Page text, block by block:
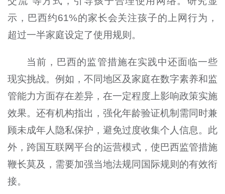
示，巴西约61%的家长会关注孩子的上网行为，
超过一半家庭设定了使用规则。
当前，巴西的监管措施在实践中还面临一些
现实挑战。例如，不同地区及家庭在数字素养和监
管能力方面存在差异，在一定程度上影响政策实施
效果。还有机构指出，强化年龄验证机制需同时兼
顾未成年人隐私保护，避免过度收集个人信息。此
外，跨国互联网平台的运营模式，使巴西监管措施
鞭长莫及，需要加强当地法规同国际规则的有效衔
接。